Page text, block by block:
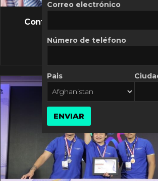
FLASH NEWS
Controversia de Mercado Libre
10 MARZO, 2026
Correo electrónico
Número de teléfono
Pais
ENVIAR